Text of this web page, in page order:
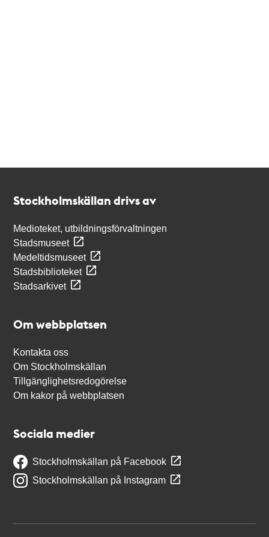
Stockholmskällan drivs av
Medioteket, utbildningsförvaltningen
Stadsmuseet
Medeltidsmuseet
Stadsbiblioteket
Stadsarkivet
Om webbplatsen
Kontakta oss
Om Stockholmskällan
Tillgänglighetsredogörelse
Om kakor på webbplatsen
Sociala medier
Stockholmskällan på Facebook
Stockholmskällan på Instagram